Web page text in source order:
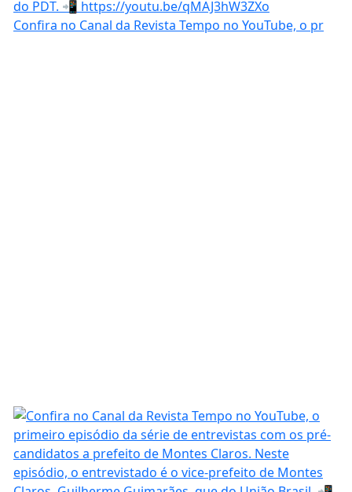
Confira no Canal da Revista Tempo no YouTube, o pr